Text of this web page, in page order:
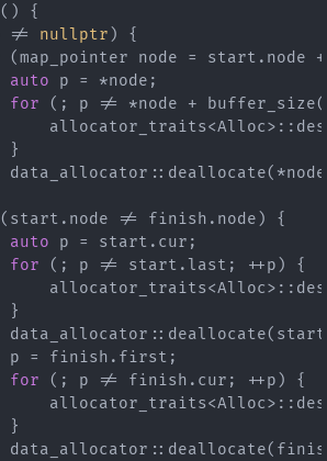
()
{
!= nullptr )
{
(map_pointer node = start . node
+
auto
p = *node ;
for
(; p != *node + buffer_size
allocator_traits<Alloc>::
}
data_allocator :: deallocate( *node
( start . node != finish . node )
{
auto
p = start . cur ;
for
(; p != start . last ; ++p )
{
allocator_traits<Alloc>::
}
data_allocator :: deallocate( start
p
= finish . first ;
for
(; p != finish . cur ; ++p )
{
allocator_traits<Alloc>::
}
data_allocator :: deallocate(